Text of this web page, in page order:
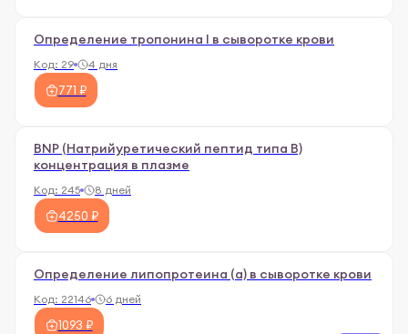
Определение тропонина I в сыворотке крови
Код: 29 4 дня
771 ₽
BNP (Натрийуретический пептид типа В)
концентрация в плазме
Код: 245 8 дней
4250 ₽
Определение липопротеина (а) в сыворотке крови
Код: 22146 6 дней
1093 ₽